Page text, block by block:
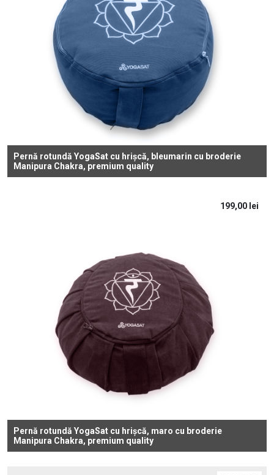
Pernă rotundă YogaSat cu hrișcă, bleumarin cu broderie
Manipura Chakra, premium quality
Pernă rotundă YogaSat cu hrișcă, maro cu broderie
Manipura Chakra, premium quality
199,00 lei